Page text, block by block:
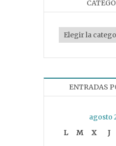
Categorías
ENTRADAS
agosto
L
M X J